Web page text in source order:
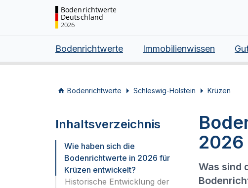
Bodenrichtwerte
Deutschland
2026
Bodenrichtwerte Immobilienwissen
Bodenrichtwerte Schleswig-Holstein Krüzen
Inhaltsverzeichnis
Wie haben sich die
Bodenrichtwerte in 2026 für
Krüzen entwickelt?
Historische Entwicklung der
2026
Was sind